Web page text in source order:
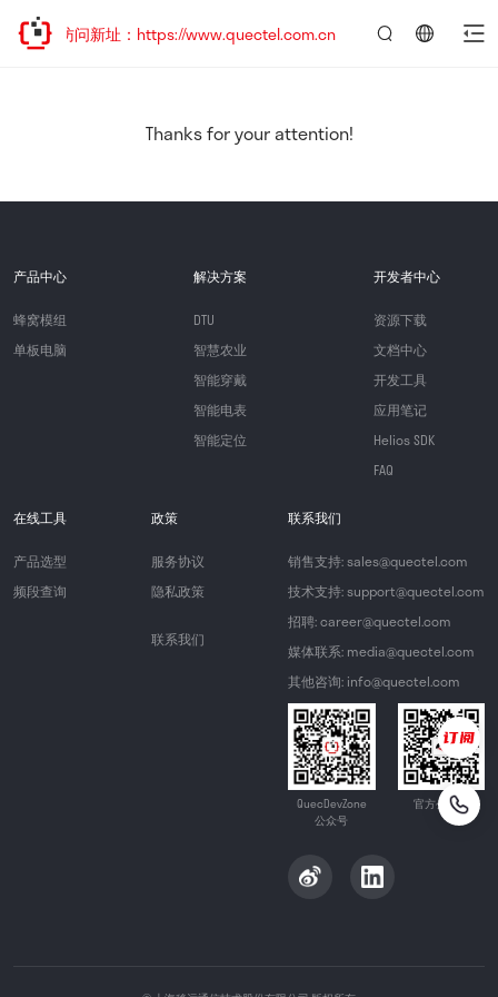
，欢迎访问新址：https://www.quectel.com.cn
Thanks for your attention!
产品中心
蜂窝模组
单板电脑
解决方案
DTU
智慧农业
智能穿戴
智能电表
智能定位
开发者中心
资源下载
文档中心
开发工具
应用笔记
Helios SDK
FAQ
在线工具
产品选型
频段查询
政策
服务协议
隐私政策
联系我们
联系我们
销售支持: sales@quectel.com
技术支持: support@quectel.com
招聘: career@quectel.com
媒体联系: media@quectel.com
其他咨询: info@quectel.com
QuecDevZone
公众号
官方公众号